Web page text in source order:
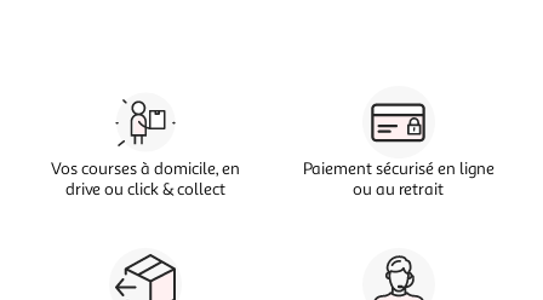
Vos courses à domicile, en
drive ou click & collect
Paiement sécurisé en ligne
ou au retrait